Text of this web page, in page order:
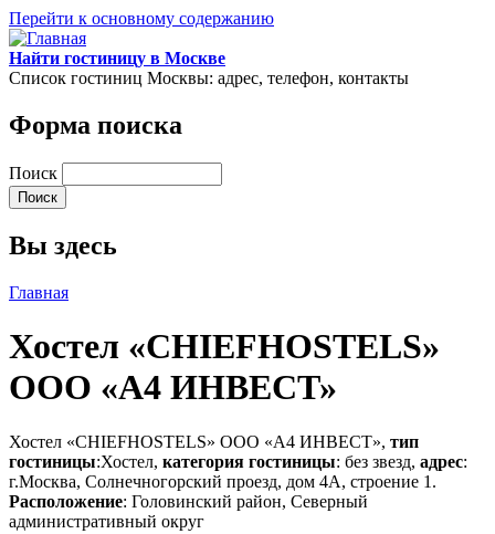
Перейти к основному содержанию
Найти гостиницу в Москве
Список гостиниц Москвы: адрес, телефон, контакты
Форма поиска
Поиск
Вы здесь
Главная
Хостел «CHIEFHOSTELS»
ООО «А4 ИНВЕСТ»
Хостел «CHIEFHOSTELS» ООО «А4 ИНВЕСТ», тип
гостиницы:Хостел, категория гостиницы: без звезд, адрес:
г.Москва, Солнечногорский проезд, дом 4А, строение 1.
Расположение: Головинский район, Северный
административный округ